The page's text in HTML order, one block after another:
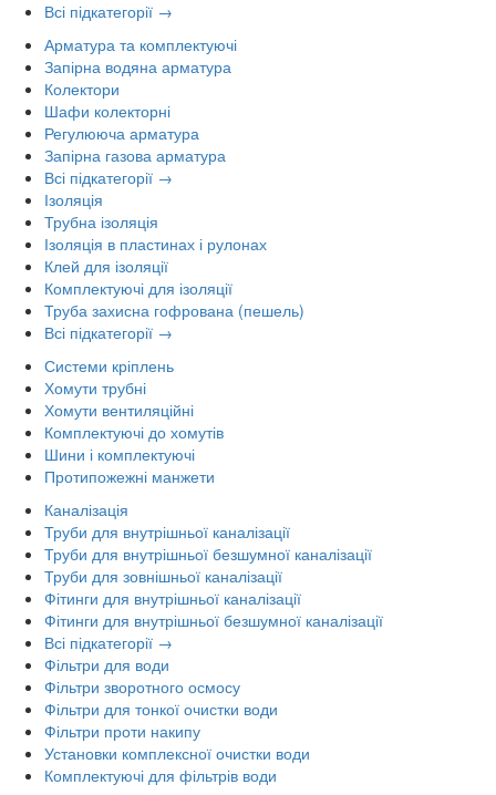
Всі підкатегорії →
Арматура та комплектуючі
Запірна водяна арматура
Колектори
Шафи колекторні
Регулююча арматура
Запірна газова арматура
Всі підкатегорії →
Ізоляція
Трубна ізоляція
Ізоляція в пластинах і рулонах
Клей для ізоляції
Комплектуючі для ізоляції
Труба захисна гофрована (пешель)
Всі підкатегорії →
Системи кріплень
Хомути трубні
Хомути вентиляційні
Комплектуючі до хомутів
Шини і комплектуючі
Протипожежні манжети
Каналізація
Труби для внутрішньої каналізації
Труби для внутрішньої безшумної каналізації
Труби для зовнішньої каналізації
Фітинги для внутрішньої каналізації
Фітинги для внутрішньої безшумної каналізації
Всі підкатегорії →
Фільтри для води
Фільтри зворотного осмосу
Фільтри для тонкої очистки води
Фільтри проти накипу
Установки комплексної очистки води
Комплектуючі для фільтрів води